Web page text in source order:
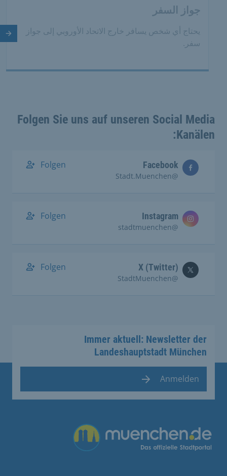
جواز السفر
يحتاج أي شخص يسافر خارج الاتحاد الأوروبي إلى جواز
سفر.
Folgen Sie uns auf unseren Social Media
Kanälen:
Facebook
@Stadt.Muenchen
Folgen
Instagram
@stadtmuenchen
Folgen
X (Twitter)
@StadtMuenchen
Folgen
Immer aktuell: Newsletter der
Landeshauptstadt München
Anmelden
Übergreifende Links